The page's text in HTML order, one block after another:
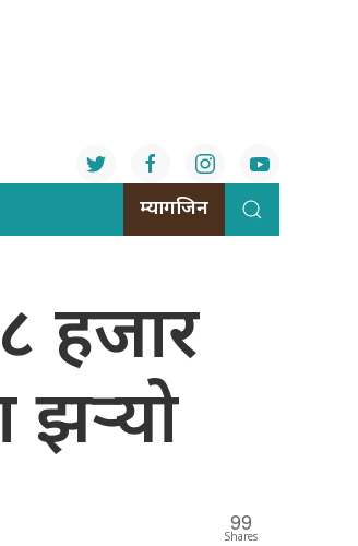
म्यागजिन
हजार
झर्‍यो
99
Shares